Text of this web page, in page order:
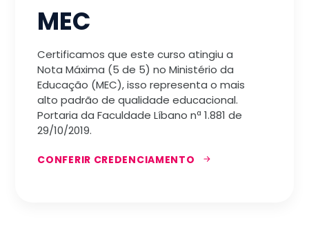
MEC
Certificamos que este curso atingiu a
Nota Máxima (5 de 5) no Ministério da
Educação (MEC), isso representa o mais
alto padrão de qualidade educacional.
Portaria da Faculdade Líbano nª 1.881 de
29/10/2019.
CONFERIR CREDENCIAMENTO